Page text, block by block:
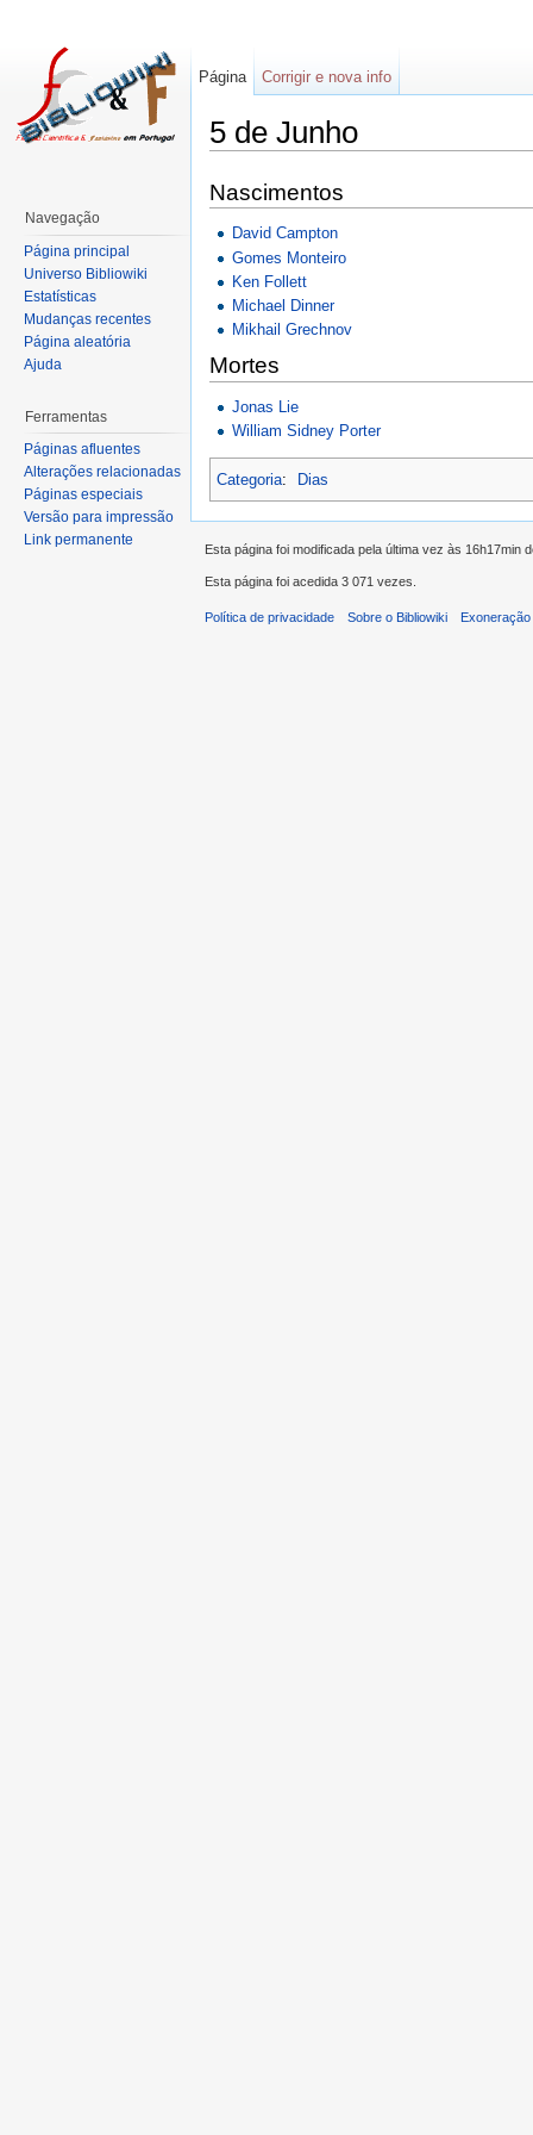
5 de Junho
Nascimentos
David Campton
Gomes Monteiro
Ken Follett
Michael Dinner
Mikhail Grechnov
Mortes
Jonas Lie
William Sidney Porter
Categoria: Dias
Página Corrigir e nova info
Navegação
Página principal
Universo Bibliowiki
Estatísticas
Mudanças recentes
Página aleatória
Ajuda
Ferramentas
Páginas afluentes
Alterações relacionadas
Páginas especiais
Versão para impressão
Link permanente
Esta página foi modificada pela última vez às 16h17min
Esta página foi acedida 3 071 vezes.
Política de privacidade Sobre o Bibliowiki